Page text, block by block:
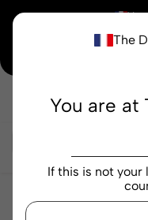
The
You are at
If this is not your
×
Notre nouvelle maison
Snacks